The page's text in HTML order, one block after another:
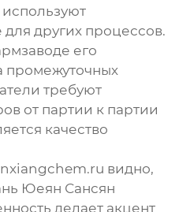
других процессов.
его
промежуточных
требуют
от партии к партии
качество
видно,
Юеян Сансян
делает акцент